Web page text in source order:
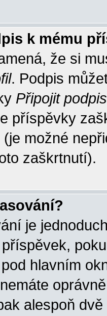
k mému
že si
. Podpis
Připojit podpis
příspěvky
možné
zaškrtnutí).
je
hlavním
alespoň